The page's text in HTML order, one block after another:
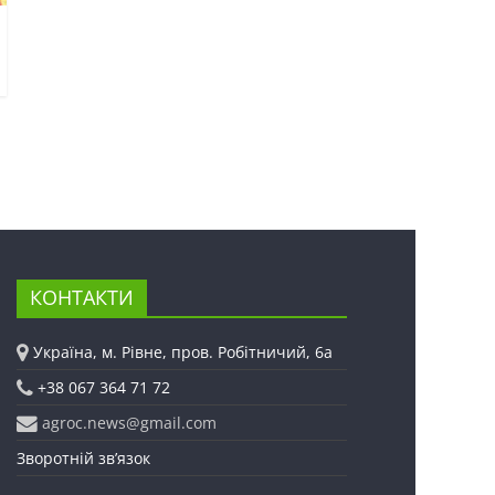
КОНТАКТИ
Україна, м. Рівне, пров. Робітничий, 6а
+38 067 364 71 72
agroc.news@gmail.com
Зворотній зв’язок